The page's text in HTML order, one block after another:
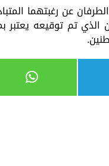
عن رغبتهما
تم توقيعه يعتبر